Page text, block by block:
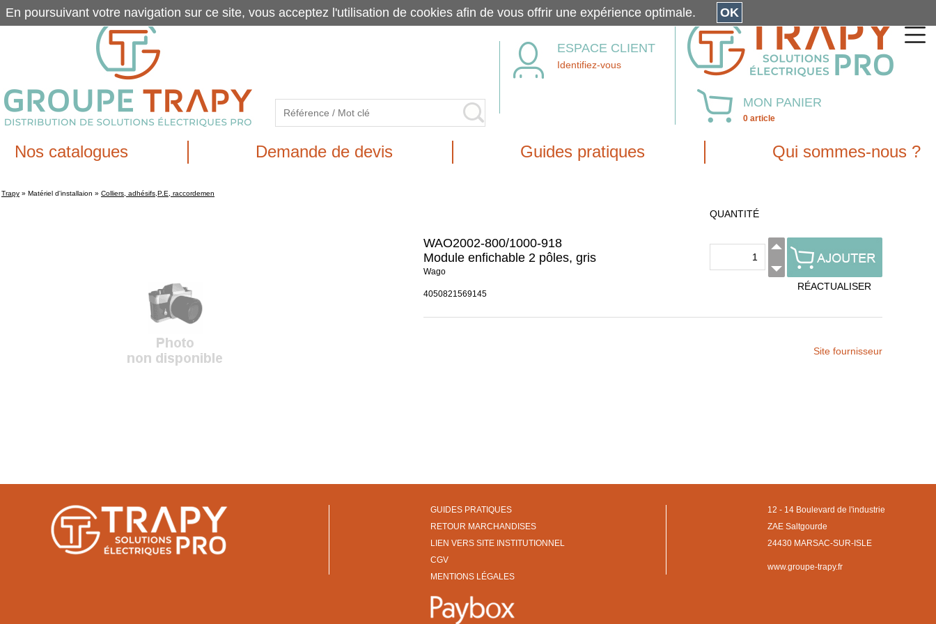
ESPACE CLIENT
Identifiez-vous
MON PANIER
0 article
Nos catalogues Demande de devis Guides pratiques Qui sommes-nous ?
Trapy » Matériel d'installaion » Colliers, adhésifs,P.E, raccordemen
WAO2002-800/1000-918
Module enfichable 2 pôles, gris
Wago
4050821569145
QUANTITÉ
RÉACTUALISER
Site fournisseur
GUIDES PRATIQUES
RETOUR MARCHANDISES
LIEN VERS SITE INSTITUTIONNEL
CGV
MENTIONS LÉGALES
12 - 14 Boulevard de l'industrie
ZAE Saltgourde
24430 MARSAC-SUR-ISLE
www.groupe-trapy.fr
En poursuivant votre navigation sur ce site, vous acceptez l'utilisation de cookies afin de vous offrir une expérience optimale. OK